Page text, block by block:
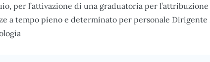
per l’attivazione di una graduatoria per
a tempo pieno e determinato per personale